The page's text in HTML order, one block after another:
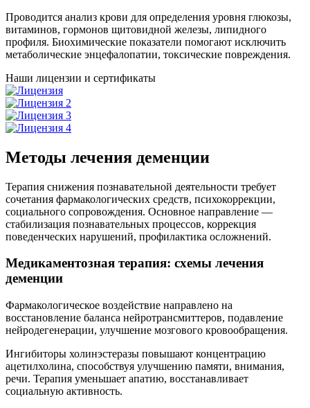
Проводится анализ крови для определения уровня глюкозы,
витаминов, гормонов щитовидной железы, липидного
профиля. Биохимические показатели помогают исключить
метаболические энцефалопатии, токсические повреждения.
Наши лицензии и сертификаты
Методы лечения деменции
Терапия снижения познавательной деятельности требует
сочетания фармакологических средств, психокоррекции,
социального сопровождения. Основное направление —
стабилизация познавательных процессов, коррекция
поведенческих нарушений, профилактика осложнений.
Медикаментозная терапия: схемы лечения
деменции
Фармакологическое воздействие направлено на
восстановление баланса нейротрансмиттеров, подавление
нейродегенерации, улучшение мозгового кровообращения.
Ингибиторы холинэстеразы повышают концентрацию
ацетилхолина, способствуя улучшению памяти, внимания,
речи. Терапия уменьшает апатию, восстанавливает
социальную активность.